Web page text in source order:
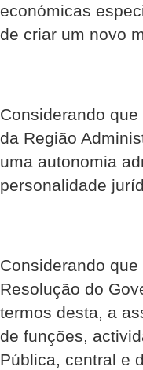
económicas
de criar um novo
Considerando
da Região
uma autonomia
personalidade
Considerando
Resolução do
termos desta, a
de funções,
Pública, central e